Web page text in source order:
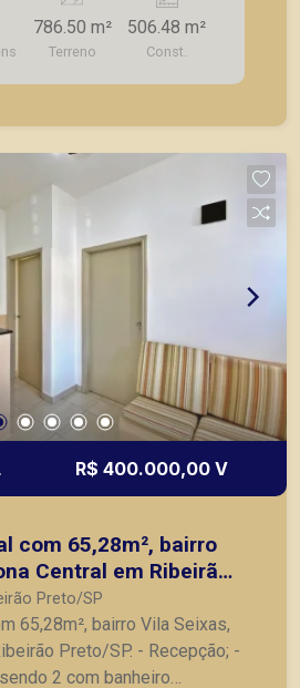
- Área de serviço; - Quintal
- Jardim; - 12 vagas de
a Av. Presidente Vargas. A
objetivo atender seus clientes
da cidade de Ribeirão
786.50 m²
Terreno
506.48 m²
Const.
R$ 400.000,00 V
com 65,28m², bairro
Central em Ribeirão
Preto/SP
65,28m², bairro Vila Seixas,
SP. - Recepção; -
2 com banheiro